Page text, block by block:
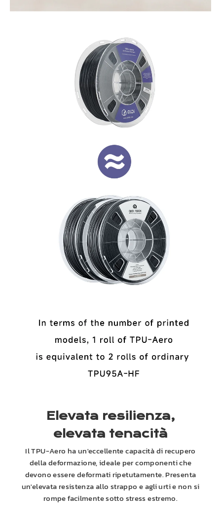
Elevata resilienza,
elevata tenacità
Il TPU-Aero ha un'eccellente capacità di recupero
della deformazione, ideale per componenti che
devono essere deformati ripetutamente. Presenta
un'elevata resistenza allo strappo e agli urti e non si
rompe facilmente sotto stress estremo.